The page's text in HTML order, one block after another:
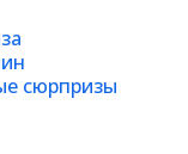
сюрпризы